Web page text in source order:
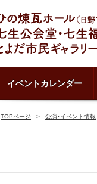
イベントカレンダー
TOPページ 公演･イベント情報